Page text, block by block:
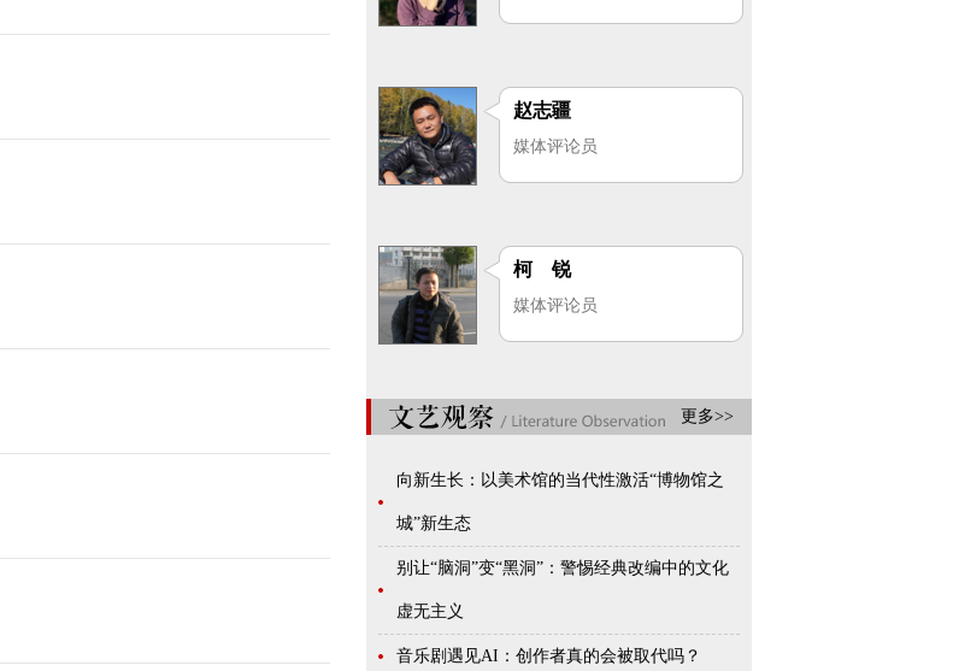
赵志疆
媒体评论员
柯 锐
媒体评论员
更多>>
向新生长：以美术馆的当代性激活“博物馆之
城”新生态
别让“脑洞”变“黑洞”：警惕经典改编中的文化
虚无主义
音乐剧遇见AI：创作者真的会被取代吗？